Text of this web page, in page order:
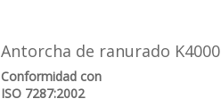
Antorcha de ranurado K4000
Conformidad con
ISO 7287:2002